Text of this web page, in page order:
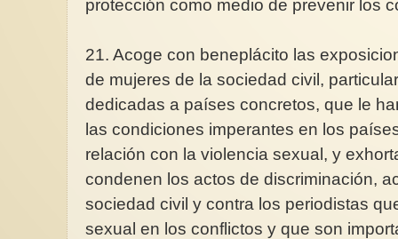
protección como medio de prevenir los
21. Acoge con beneplácito las
de mujeres de la sociedad civil,
dedicadas a países concretos, que le
las condiciones imperantes en los
relación con la violencia sexual, y
condenen los actos de discriminación,
sociedad civil y contra los periodistas
sexual en los conflictos y que son
Recientemente ha
XI Jornada de
Mujeres por la